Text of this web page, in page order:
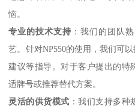
恼。
专业的技术支持 ：我们的团队
艺。针对NP550的使用，我们可
建议等指导。对于客户提出的特
适牌号或推荐替代方案。
灵活的供货模式 ：我们支持多